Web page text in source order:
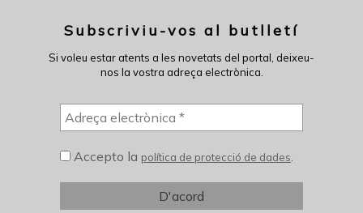
Subscriviu-vos al butlletí
Si voleu estar atents a les novetats del portal, deixeu-
nos la vostra adreça electrònica.
Accepto la política de protecció de dades.